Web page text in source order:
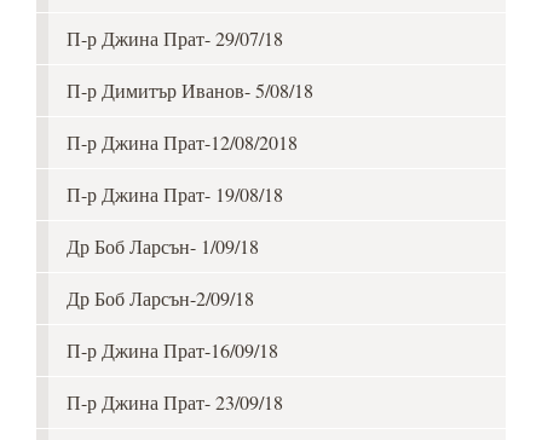
П-р Джина Прат- 29/07/18
П-р Димитър Иванов- 5/08/18
П-р Джина Прат-12/08/2018
П-р Джина Прат- 19/08/18
Др Боб Ларсън- 1/09/18
Др Боб Ларсън-2/09/18
П-р Джина Прат-16/09/18
П-р Джина Прат- 23/09/18